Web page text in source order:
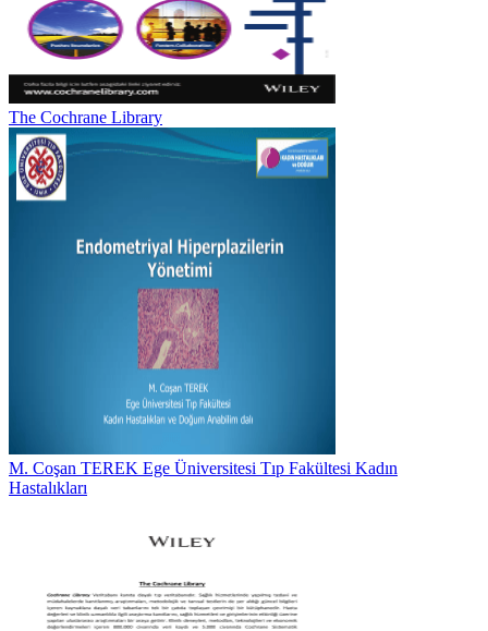
The Cochrane Library
M. Coşan TEREK Ege Üniversitesi Tıp Fakültesi Kadın
Hastalıkları